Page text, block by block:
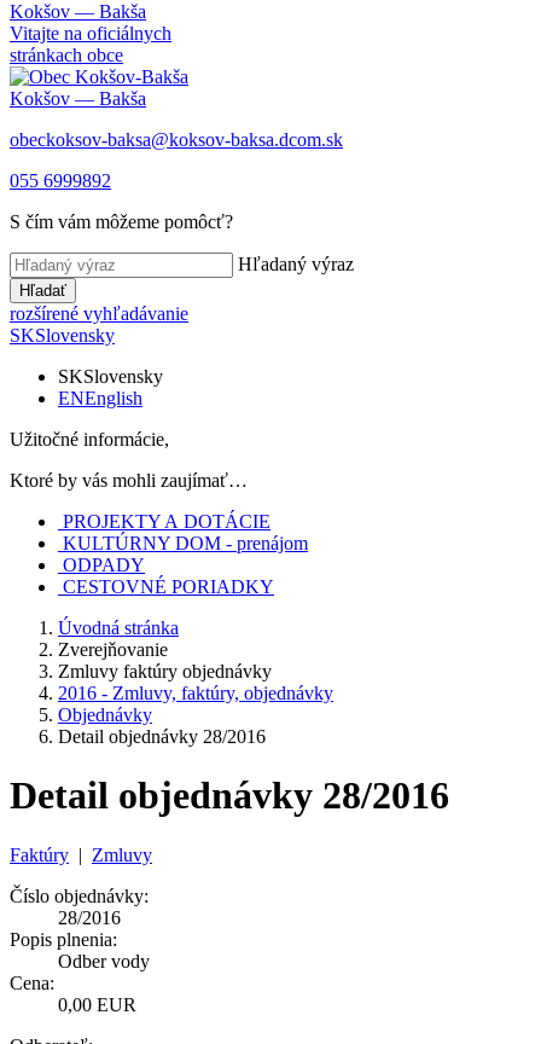
Kokšov — Bakša
Vitajte na oficiálnych
stránkach obce
Kokšov — Bakša
obeckoksov-baksa@koksov-baksa.dcom.sk
055 6999892
S čím vám môžeme pomôcť?
Hľadaný výraz
Hľadať
rozšírené vyhľadávanie
SKSlovensky
SKSlovensky
ENEnglish
Užitočné informácie,
Ktoré by vás mohli zaujímať…
PROJEKTY A DOTÁCIE
KULTÚRNY DOM - prenájom
ODPADY
CESTOVNÉ PORIADKY
Úvodná stránka
Zverejňovanie
Zmluvy faktúry objednávky
2016 - Zmluvy, faktúry, objednávky
Objednávky
Detail objednávky 28/2016
Detail objednávky 28/2016
Faktúry | Zmluvy
Číslo objednávky:
28/2016
Popis plnenia:
Odber vody
Cena:
0,00 EUR